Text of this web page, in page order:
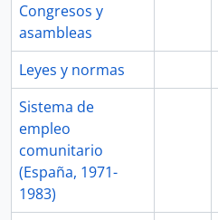
Congresos y
asambleas
Leyes y normas
Sistema de
empleo
comunitario
(España, 1971-
1983)